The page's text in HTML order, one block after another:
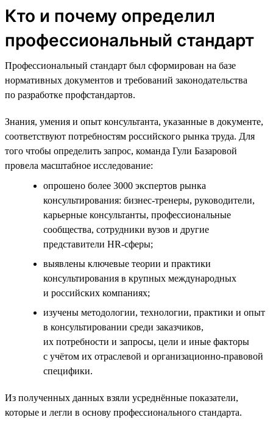
Кто и почему определил
профессиональный стандарт
Профессиональный стандарт был сформирован на базе
нормативных документов и требований законодательства
по разработке профстандартов.
Знания, умения и опыт консультанта, указанные в документе,
соответствуют потребностям российского рынка труда. Для
того чтобы определить запрос, команда Гули Базаровой
провела масштабное исследование:
опрошено более 3000 экспертов рынка
консультирования: бизнес-тренеры, руководители,
карьерные консультанты, профессиональные
сообщества, сотрудники вузов и другие
представители HR-сферы;
выявлены ключевые теории и практики
консультирования в крупных международных
и российских компаниях;
изучены методологии, технологии, практики и опыт
в консультировании среди заказчиков,
их потребности и запросы, цели и иные факторы
с учётом их отраслевой и организационно-правовой
специфики.
Из полученных данных взяли усреднённые показатели,
которые и легли в основу профессионального стандарта.